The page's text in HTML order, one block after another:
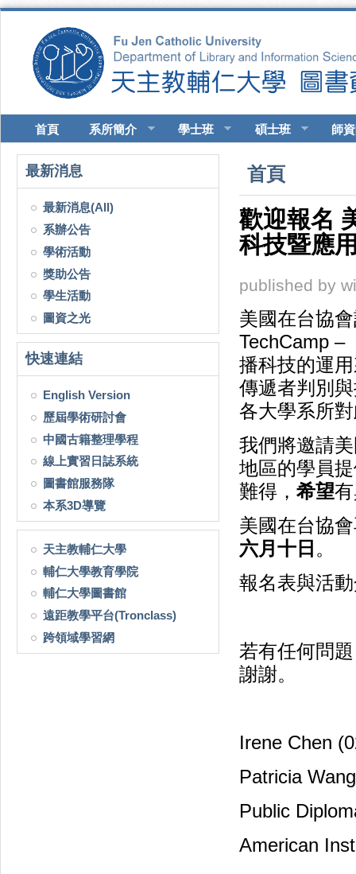
首頁 系所簡介 學士班 碩士班 師
最新消息
最新消息(All)
系辦公告
學術活動
獎助公告
學生活動
圖資之光
快速連結
English Version
歷屆學術研討會
中國古籍整理學程
線上實習日誌系統
圖書館服務隊
本系3D導覽
天主教輔仁大學
輔仁大學教育學院
輔仁大學圖書館
遠距教學平台(Tronclass)
跨領域學習網
您在這裡
首頁
歡迎報名
科技暨應
published by
美國在台協
TechCamp –
播科技的運
傳遞者判別
各大學系所
我們將邀請
地區的學員
難得， 希望
美國在台協
六月十日 。
報名表與活
若有任何問
謝謝。
Irene Chen
Patricia
Public
American